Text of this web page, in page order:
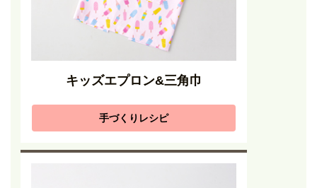
キッズエプロン&三角巾
手づくりレシピ